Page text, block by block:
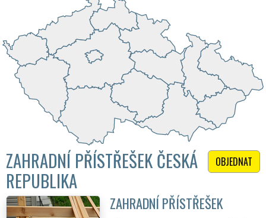
OBJEDNAT
ZAHRADNÍ PŘÍSTŘEŠEK ČESKÁ
REPUBLIKA
ZAHRADNÍ PŘÍSTŘEŠEK